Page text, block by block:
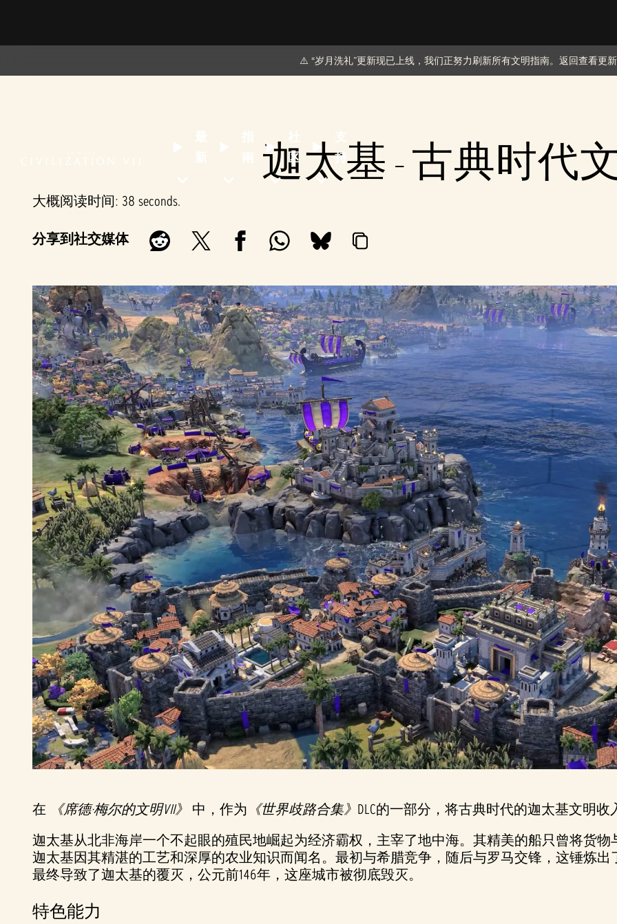
区
持
⚠️ “岁月洗礼”更新现已上线，我们正努力刷新所有文明指南。返回查看更新
迦太基 - 古典时代
大概阅读时间 38 seconds
分享到社交媒体
在 《席德·梅尔的文明VII》 中，作为 《世界歧路合集》 DLC的一部分，将古典时代的迦太基文明收
迦太基从北非海岸一个不起眼的殖民地崛起为经济霸权，主宰了地中海。其精美的船只曾将货物
迦太基因其精湛的工艺和深厚的农业知识而闻名。最初与希腊竞争，随后与罗马交锋，这锤炼
最终导致了迦太基的覆灭，公元前146年，这座城市被彻底毁灭。
特色能力